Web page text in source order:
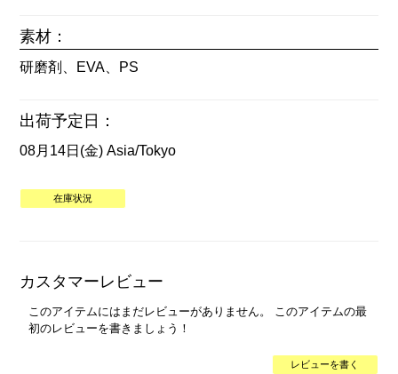
素材：
研磨剤、EVA、PS
出荷予定日：
08月14日(金) Asia/Tokyo
在庫状況
カスタマーレビュー
このアイテムにはまだレビューがありません。 このアイテムの最
初のレビューを書きましょう！
レビューを書く